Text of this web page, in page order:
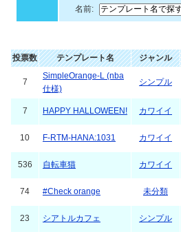
名前:
投票数 テンプレート名 ジャンル
7
SimpleOrange-L (nba
仕様)
シンプル
7 HAPPY HALLOWEEN! カワイイ
10 F-RTM-HANA:1031 カワイイ
536 自転車猫 カワイイ
74 #Check orange 未分類
23 シアトルカフェ シンプル